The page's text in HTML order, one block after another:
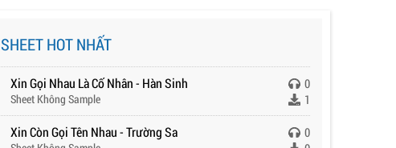
SHEET HOT NHẤT
Xin Gọi Nhau Là Cố Nhân - Hàn Sinh
Sheet Không Sample
0
1
Xin Còn Gọi Tên Nhau - Trường Sa
0